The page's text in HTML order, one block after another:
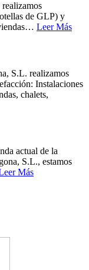
de GLP) y
… Leer Más
S.L. realizamos
Instalaciones
chalets,
actual de la
S.L., estamos
Más